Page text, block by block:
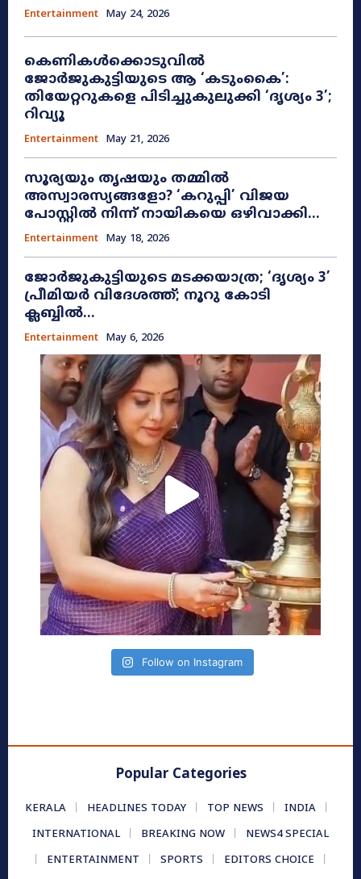
Entertainment May 24, 2026
കെണികൾക്കൊടുവിൽ
ജോർജുകുട്ടിയുടെ ആ ‘കടുംകൈ’:
തിയേറ്ററുകളെ പിടിച്ചുകുലുക്കി ‘ദൃശ്യം 3’;
റിവ്യൂ
Entertainment May 21, 2026
സൂര്യയും തൃഷയും തമ്മിൽ
അസ്വാരസ്യങ്ങളോ? ‘കറുപ്പി’ വിജയ
പോസ്റ്റിൽ നിന്ന് നായികയെ ഒഴിവാക്കി...
Entertainment May 18, 2026
ജോർജുകുട്ടിയുടെ മടക്കയാത്ര; ‘ദൃശ്യം 3’
പ്രീമിയർ വിദേശത്ത്; നൂറു കോടി
ക്ലബ്ബിൽ...
Entertainment May 6, 2026
Follow on Instagram
Popular Categories
KERALA HEADLINES TODAY TOP NEWS
INDIA
INTERNATIONAL
BREAKING NOW
NEWS4 SPECIAL
ENTERTAINMENT
SPORTS
EDITORS CHOICE